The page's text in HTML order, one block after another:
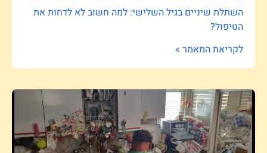
השתלת שיניים בגיל השלישי: למה חשוב לא לדחות את
הטיפול?
לקריאת המאמר »